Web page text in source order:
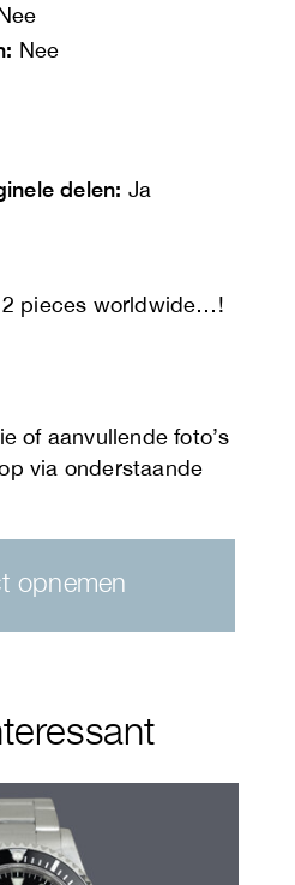
Nee
delen: Ja
pieces worldwide…!
opnemen